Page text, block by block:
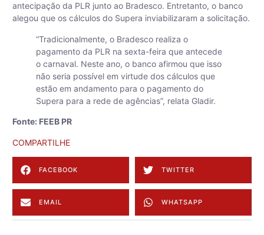
antecipação da PLR junto ao Bradesco. Entretanto, o banco
alegou que os cálculos do Supera inviabilizaram a solicitação.
“Tradicionalmente, o Bradesco realiza o
pagamento da PLR na sexta-feira que antecede
o carnaval. Neste ano, o banco afirmou que isso
não seria possível em virtude dos cálculos que
estão em andamento para o pagamento do
Supera para a rede de agências”, relata Gladir.
Fonte: FEEB PR
COMPARTILHE
FACEBOOK TWITTER
EMAIL WHATSAPP